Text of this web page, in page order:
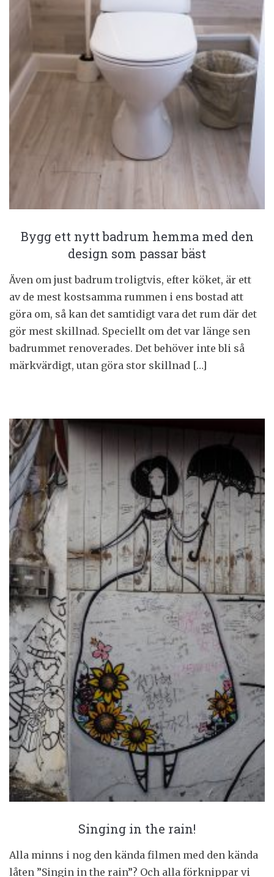
Bygg ett nytt badrum hemma med den
design som passar bäst
Även om just badrum troligtvis, efter köket, är ett
av de mest kostsamma rummen i ens bostad att
göra om, så kan det samtidigt vara det rum där det
gör mest skillnad. Speciellt om det var länge sen
badrummet renoverades. Det behöver inte bli så
märkvärdigt, utan göra stor skillnad […]
Singing in the rain!
Alla minns i nog den kända filmen med den kända
låten ”Singin in the rain”? Och alla förknippar vi